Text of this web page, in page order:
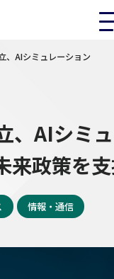
、AIシミュレーション
、AIシミ
来政策を
情報・通信